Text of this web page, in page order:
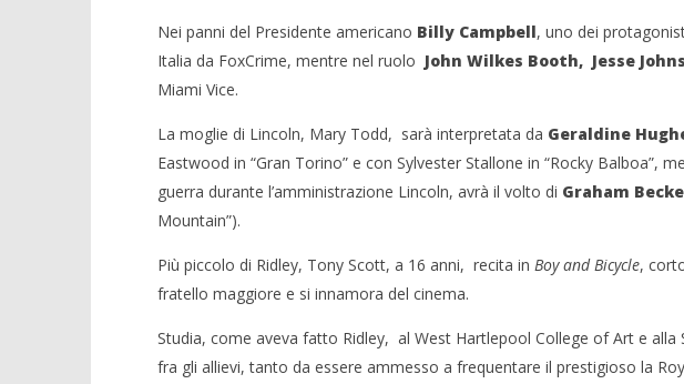
Nei panni del Presidente americano Billy Campbell, uno dei
Italia da FoxCrime, mentre nel ruolo John Wilkes Booth, Jesse
Miami Vice.
La moglie di Lincoln, Mary Todd, sarà interpretata da Geraldine
Eastwood in “Gran Torino” e con Sylvester Stallone in “Rocky Balboa”,
guerra durante l’amministrazione Lincoln, avrà il volto di Graham
Mountain”).
Più piccolo di Ridley, Tony Scott, a 16 anni, recita in Boy and Bicycle,
fratello maggiore e si innamora del cinema.
Studia, come aveva fatto Ridley, al West Hartlepool College of Art e alla
fra gli allievi, tanto da essere ammesso a frequentare il prestigioso la